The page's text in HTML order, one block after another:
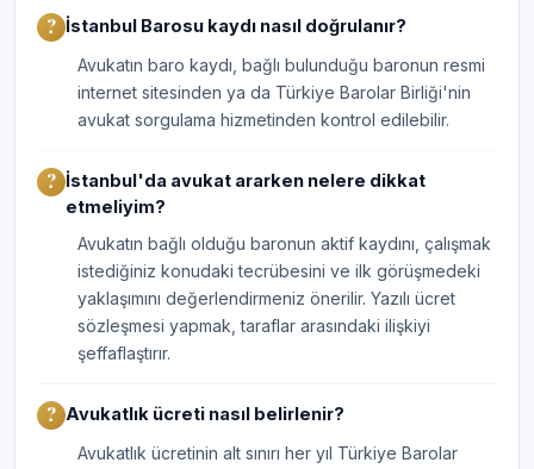
İstanbul Barosu kaydı nasıl doğrulanır?
Avukatın baro kaydı, bağlı bulunduğu baronun resmi
internet sitesinden ya da Türkiye Barolar Birliği'nin
avukat sorgulama hizmetinden kontrol edilebilir.
İstanbul'da avukat ararken nelere dikkat
etmeliyim?
Avukatın bağlı olduğu baronun aktif kaydını, çalışmak
istediğiniz konudaki tecrübesini ve ilk görüşmedeki
yaklaşımını değerlendirmeniz önerilir. Yazılı ücret
sözleşmesi yapmak, taraflar arasındaki ilişkiyi
şeffaflaştırır.
Avukatlık ücreti nasıl belirlenir?
Avukatlık ücretinin alt sınırı her yıl Türkiye Barolar